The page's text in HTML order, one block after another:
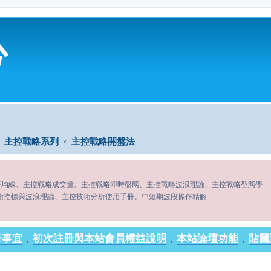
主控戰略系列 主控戰略開盤法
線、主控戰略成交量、主控戰略即時盤態、主控戰略波浪理論、主控戰略型態學
標與波浪理論、主控技術分析使用手冊、中短期波段操作精解
宜 ， 初次註冊與本站會員權益說明 ， 本站論壇功能， 貼